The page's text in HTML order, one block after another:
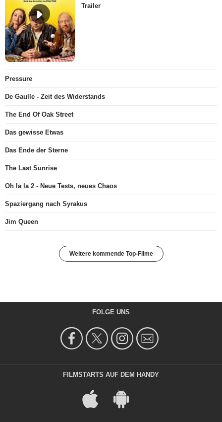
Trailer
Pressure
De Gaulle - Zeit des Widerstands
The End Of Oak Street
Das gewisse Etwas
Das Ende der Sterne
The Last Sunrise
Oh la la 2 - Neue Tests, neues Chaos
Spaziergang nach Syrakus
Jim Queen
Weitere kommende Top-Filme
FOLGE UNS
FILMSTARTS AUF DEM HANDY